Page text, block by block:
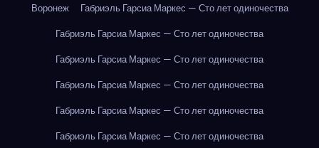
Воронеж
Габриэль Гарсиа Маркес — Сто лет одиночества
Габриэль Гарсиа Маркес — Сто лет одиночества
Габриэль Гарсиа Маркес — Сто лет одиночества
Габриэль Гарсиа Маркес — Сто лет одиночества
Габриэль Гарсиа Маркес — Сто лет одиночества
Габриэль Гарсиа Маркес — Сто лет одиночества